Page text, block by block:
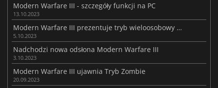
Modern Warfare III - szczegóły funkcji na PC
13.10.2023
Modern Warfare III prezentuje tryb wieloosobowy przed wersją beta
5.10.2023
Nadchodzi nowa odsłona Modern Warfare III
3.10.2023
Modern Warfare III ujawnia Tryb Zombie
20.09.2023